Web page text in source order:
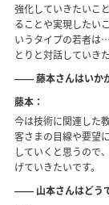
強化していきたいこ
ることや実現したい
いうタイプの若者は
とりと対話していき
―― 藤本さんはいか
藤本：
今は技術に関連した
客さまの目線や要望
していくと思うので
げていきたいです。
―― 山本さんはどう